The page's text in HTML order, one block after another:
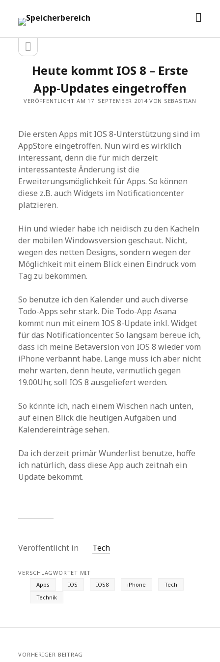
Speicherbereich
Seitenleiste
Seitenleiste
öffnen
Heute kommt IOS 8 – Erste
App-Updates eingetroffen
VERÖFFENTLICHT AM 17. SEPTEMBER 2014 VON SEBASTIAN
Die ersten Apps mit IOS 8-Unterstützung sind im
AppStore eingetroffen. Nun wird es wirklich
interessant, denn die für mich derzeit
interessanteste Änderung ist die
Erweiterungsmöglichkeit für Apps. So können
diese z.B. auch Widgets im Notificationcenter
platzieren.
Hin und wieder habe ich neidisch zu den Kacheln
der mobilen Windowsversion geschaut. Nicht,
wegen des netten Designs, sondern wegen der
Möglichkeit mit einem Blick einen Eindruck vom
Tag zu bekommen.
So benutze ich den Kalender und auch diverse
Todo-Apps sehr stark. Die Todo-App Asana
kommt nun mit einem IOS 8-Update inkl. Widget
für das Notificationcenter. So langsam bereue ich,
dass ich meine Betaversion von IOS 8 wieder vom
iPhone verbannt habe. Lange muss ich aber nicht
mehr warten, denn heute, vermutlich gegen
19.00Uhr, soll IOS 8 ausgeliefert werden.
So könnte ich, nach einem Wischen nach unten,
auf einen Blick die heutigen Aufgaben und
Kalendereinträge sehen.
Da ich derzeit primär Wunderlist benutze, hoffe
ich natürlich, dass diese App auch zeitnah ein
Update bekommt.
Veröffentlicht in Tech
VERSCHLAGWORTET MIT
Apps
IOS IOS8 iPhone
Tech
Technik
VORHERIGER BEITRAG